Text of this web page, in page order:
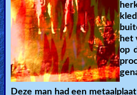
het
op
Deze man had een